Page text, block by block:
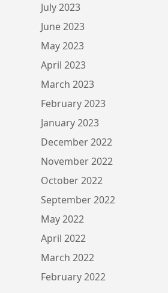
July 2023
June 2023
May 2023
April 2023
March 2023
February 2023
January 2023
December 2022
November 2022
October 2022
September 2022
May 2022
April 2022
March 2022
February 2022